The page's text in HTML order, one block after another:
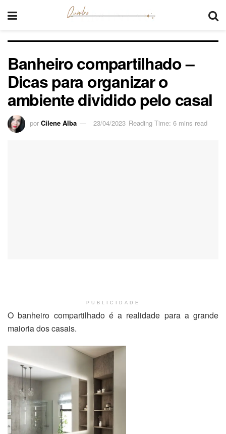
Banheiro compartilhado –
Dicas para organizar o
ambiente dividido pelo casal
por Cilene Alba 23/04/2023 Reading Time: 6 mins read
PUBLICIDADE
O banheiro compartilhado é a realidade para a grande
maioria dos casais.